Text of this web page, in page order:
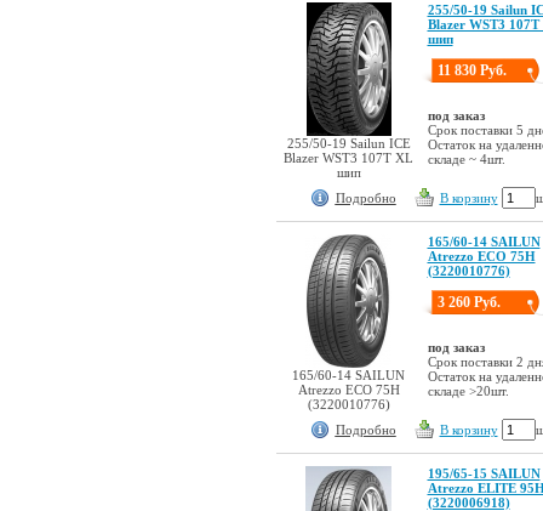
255/50-19 Sailun ICE
Blazer WST3 107T XL
шип
255/50-19 Sailun
Blazer WST3 107T
шип
11 830 Руб.
под заказ
Срок поставки 5
Остаток на
складе ~ 4шт.
Подробно В корзину
165/60-14 SAILUN
Atrezzo ECO 75H
(3220010776)
165/60-14 SAILUN
Atrezzo ECO 75H
(3220010776)
3 260 Руб.
под заказ
Срок поставки 2
Остаток на
складе >20шт.
Подробно В корзину
195/65-15 SAILUN
Atrezzo ELITE
(3220006918)